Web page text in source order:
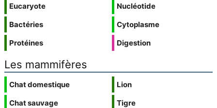
Eucaryote
Bactéries
Protéines
Nucléotide
Cytoplasme
Digestion
Les mammifères
Chat domestique
Chat sauvage
Lion
Tigre